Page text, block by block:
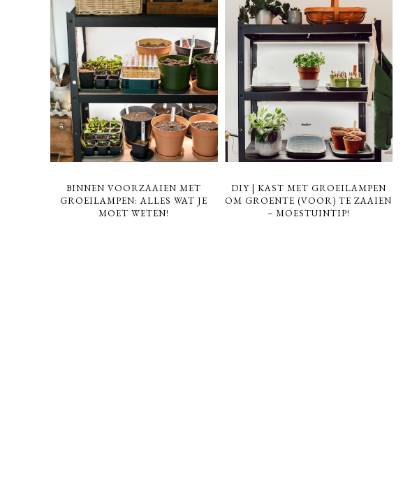
BINNEN VOORZAAIEN MET
GROEILAMPEN: ALLES WAT JE
MOET WETEN!
DIY | KAST MET GROEILAMPEN
OM GROENTE (VOOR) TE ZAAIEN
– MOESTUINTIP!